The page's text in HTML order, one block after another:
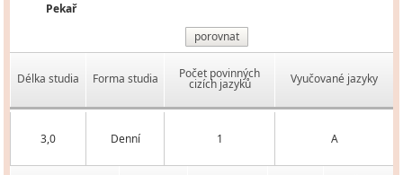
Pekař
porovnat
Délka studia Forma studia Počet povinných
cizích jazyků Vyučované jazyky
3,0 Denní 1 A